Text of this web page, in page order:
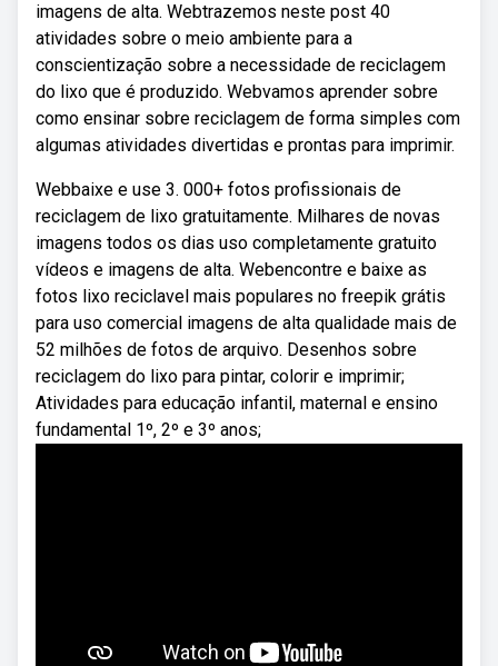
imagens de alta. Webtrazemos neste post 40
atividades sobre o meio ambiente para a
conscientização sobre a necessidade de reciclagem
do lixo que é produzido. Webvamos aprender sobre
como ensinar sobre reciclagem de forma simples com
algumas atividades divertidas e prontas para imprimir.
Webbaixe e use 3. 000+ fotos profissionais de
reciclagem de lixo gratuitamente. Milhares de novas
imagens todos os dias uso completamente gratuito
vídeos e imagens de alta. Webencontre e baixe as
fotos lixo reciclavel mais populares no freepik grátis
para uso comercial imagens de alta qualidade mais de
52 milhões de fotos de arquivo. Desenhos sobre
reciclagem do lixo para pintar, colorir e imprimir;
Atividades para educação infantil, maternal e ensino
fundamental 1º, 2º e 3º anos;